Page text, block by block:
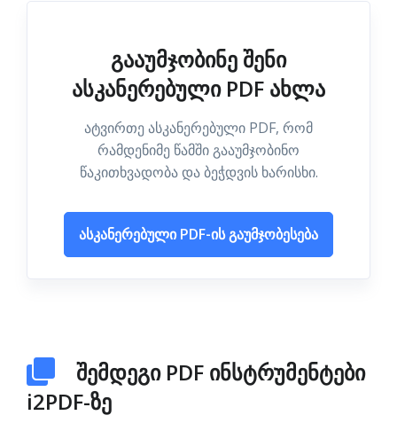
გააუმჯობინე შენი
ასკანერებული PDF ახლა
ატვირთე ასკანერებული PDF, რომ
რამდენიმე წამში გააუმჯობინო
წაკითხვადობა და ბეჭდვის ხარისხი.
ასკანერებული PDF-ის გაუმჯობესება
შემდეგი PDF ინსტრუმენტები
i2PDF-ზე